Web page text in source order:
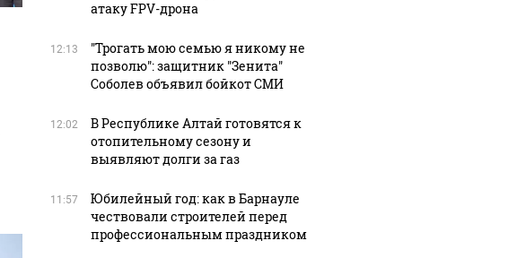
атаку FPV-дрона
12:13
"Трогать мою семью я никому не
позволю": защитник "Зенита"
Соболев объявил бойкот СМИ
12:02
В Республике Алтай готовятся к
отопительному сезону и
выявляют долги за газ
11:57
Юбилейный год: как в Барнауле
чествовали строителей перед
профессиональным праздником